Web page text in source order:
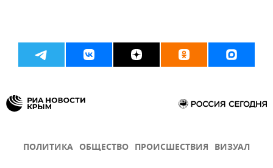
ПОЛИТИКА ОБЩЕСТВО ПРОИСШЕСТВИЯ ВИЗУАЛ